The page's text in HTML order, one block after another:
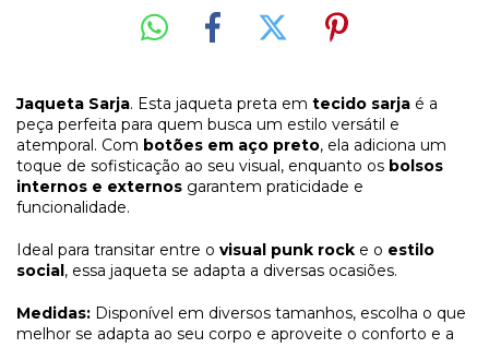
Jaqueta Sarja. Esta jaqueta preta em tecido sarja é a
peça perfeita para quem busca um estilo versátil e
atemporal. Com botões em aço preto, ela adiciona um
toque de sofisticação ao seu visual, enquanto os bolsos
internos e externos garantem praticidade e
funcionalidade.
Ideal para transitar entre o visual punk rock e o estilo
social, essa jaqueta se adapta a diversas ocasiões.
Medidas: Disponível em diversos tamanhos, escolha o que
melhor se adapta ao seu corpo e aproveite o conforto e a